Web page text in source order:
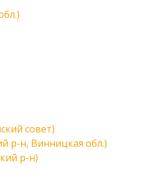
совет)
р-н, Винницкая обл.)
р-н)